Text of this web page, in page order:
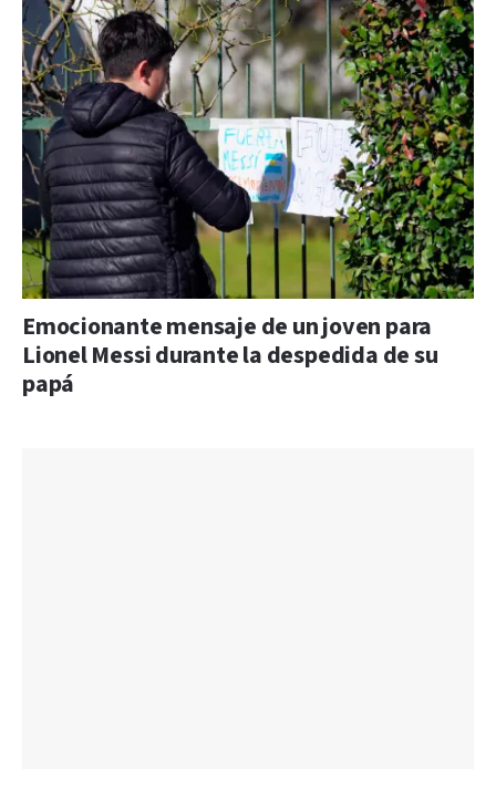
Emocionante mensaje de un joven para
Lionel Messi durante la despedida de su
papá